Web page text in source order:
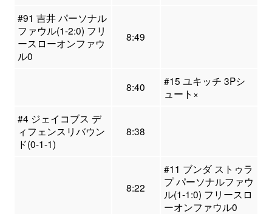
#91 吉井 パーソナル
ファウル(1-2:0) フリ
ースローオンファウ
ル0
8:49
8:40
#15 ユキッチ 3Pシ
ュート×
#4 ジェイコブス デ
ィフェンスリバウン
ド(0-1-1)
8:38
8:22
#11 ブンダ ストゥラ
プ パーソナルファウ
ル(1-1:0) フリースロ
ーオンファウル0